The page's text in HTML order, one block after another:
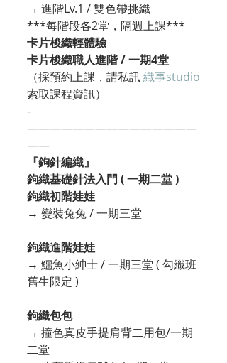
→ 進階Lv.1 / 雙色帶挑織
***每階段各2堂，隔週上課***
卡片梭織輕體驗
卡片梭織職人進階 / 一期4堂
（採預約上課，請私訊 織事studio
索取課程資訊）
-
———————————————
——
『鉤針編織』
鉤織基礎針法入門 ( 一期二堂 )
鉤織初階娃娃
→ 變裝兔兔 / 一期三堂
鉤織進階娃娃
→ 鱷魚小紳士 / 一期三堂 ( 勾織班
舊生限定 )
鉤織包包
→ 撞色真皮手提肩背二用包/一期
二堂